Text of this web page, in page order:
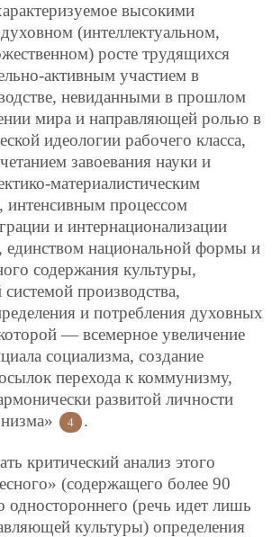
высокими
(интеллектуальном,
росте трудящихся
активным участием в
невиданными в прошлом
мира и направляющей ролью в
идеологии рабочего класса,
завоевания науки и
материалистическим
интенсивным процессом
и интернационализации
единством национальной формы и
содержания культуры,
производства,
и потребления духовных
— всемерное увеличение
социализма, создание
перехода к коммунизму,
развитой личности
4 .
критический анализ этого
(содержащего более 90
одностороннего (речь идет лишь
культуры) определения